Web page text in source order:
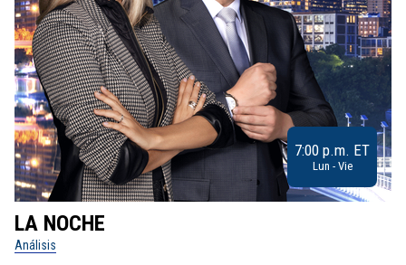
7:00 p.m. ET
Lun - Vie
LA NOCHE
Análisis